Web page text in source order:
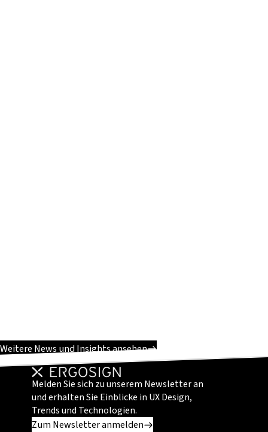
Weitere News und Insights ansehen
Melden Sie sich zu unserem Newsletter an
und erhalten Sie Einblicke in UX Design,
Trends und Technologien.
Zum Newsletter anmelden